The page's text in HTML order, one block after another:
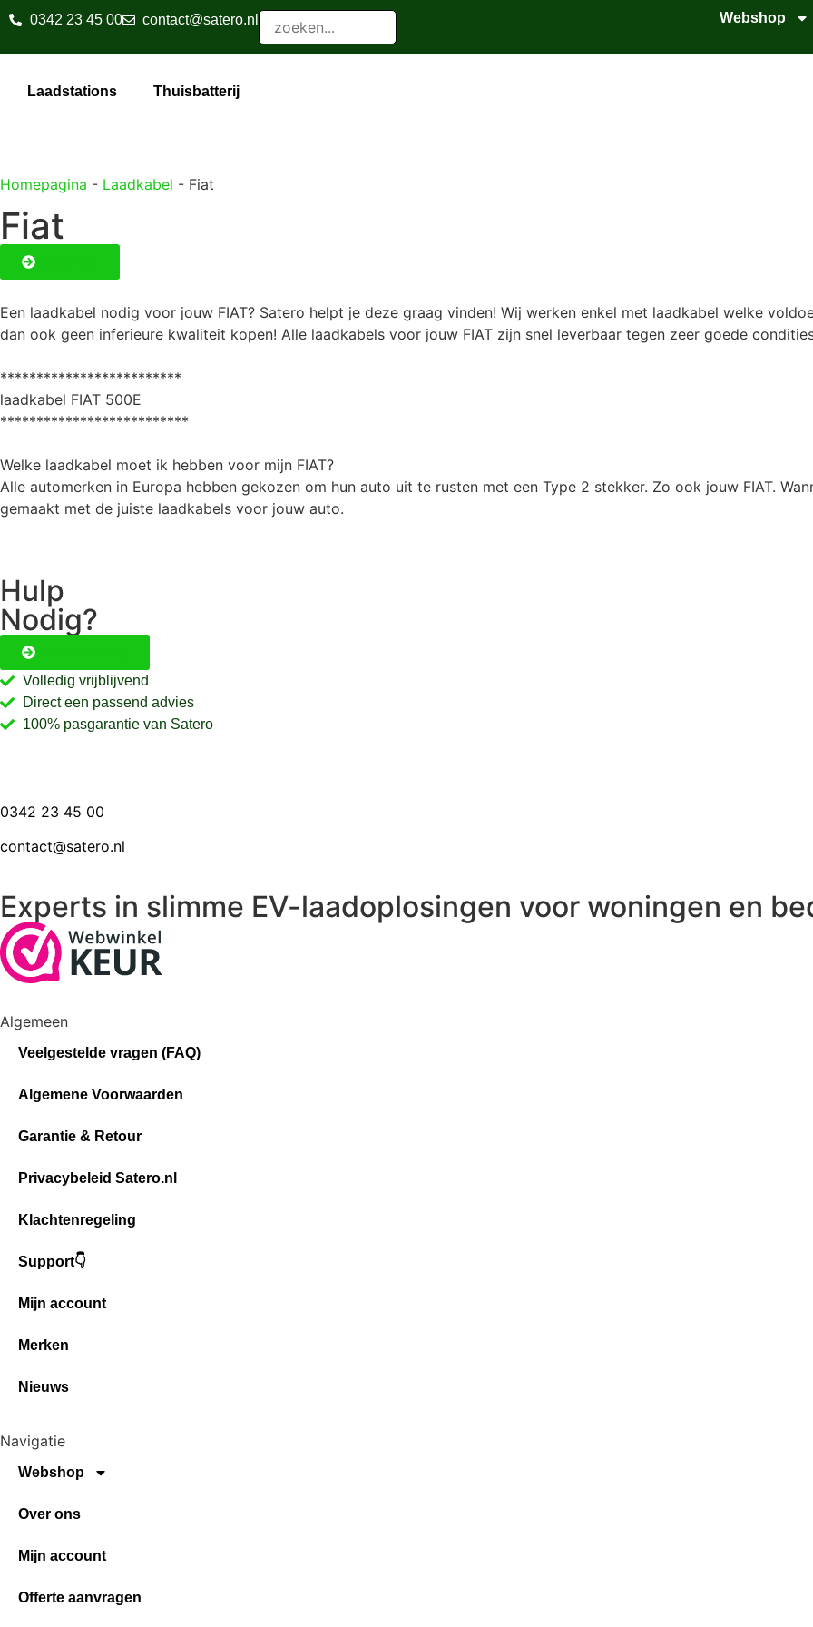
0342 23 45 00 contact@satero.nl Webshop
Laadstations Thuisbatterij
Homepagina - Laadkabel - Fiat
Fiat
Een laadkabel nodig voor jouw FIAT? Satero helpt je deze graag vinden! Wij werken enkel met laadkabel welke
dan ook geen inferieure kwaliteit kopen! Alle laadkabels voor jouw FIAT zijn snel leverbaar tegen zeer goede
*************************
laadkabel FIAT 500E
**************************
Welke laadkabel moet ik hebben voor mijn FIAT?
Alle automerken in Europa hebben gekozen om hun auto uit te rusten met een Type 2 stekker. Zo ook jouw FIAT.
gemaakt met de juiste laadkabels voor jouw auto.
Hulp
Nodig?
Volledig vrijblijvend
Direct een passend advies
100% pasgarantie van Satero
0342 23 45 00
contact@satero.nl
Experts in slimme EV-laadoplosingen voor woningen en
Algemeen
Veelgestelde vragen (FAQ)
Algemene Voorwaarden
Garantie & Retour
Privacybeleid Satero.nl
Klachtenregeling
Support👇
Mijn account
Merken
Nieuws
Navigatie
Webshop
Over ons
Mijn account
Offerte aanvragen